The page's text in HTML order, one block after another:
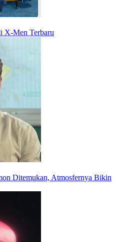
X-Men Terbaru
Ditemukan, Atmosfernya Bikin